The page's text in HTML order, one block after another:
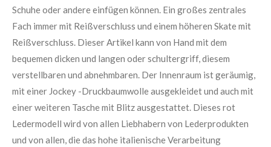
Schuhe oder andere einfügen können. Ein großes zentrales
Fach immer mit Reißverschluss und einem höheren Skate mit
Reißverschluss. Dieser Artikel kann von Hand mit dem
bequemen dicken und langen oder schultergriff, diesem
verstellbaren und abnehmbaren. Der Innenraum ist geräumig,
mit einer Jockey -Druckbaumwolle ausgekleidet und auch mit
einer weiteren Tasche mit Blitz ausgestattet. Dieses rot
Ledermodell wird von allen Liebhabern von Lederprodukten
und von allen, die das hohe italienische Verarbeitung